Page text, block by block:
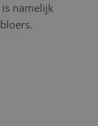
namelijk